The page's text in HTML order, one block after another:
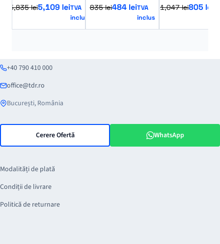
5,835lei
Prețul
a
5,109 lei
Prețul
curent
este:
TVA
inclus
835lei
Prețul
inițial
a
484 lei
Prețul
curent
este:
TVA
inclus
1,047lei
Prețul
a
805 lei
Prețul
este:
+40 790 410 000
office@tdr.ro
București, România
Cerere Ofertă WhatsApp
Modalități de plată
Condiții de livrare
Politică de returnare